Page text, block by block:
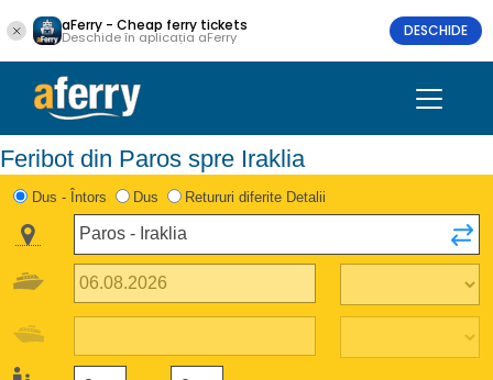
aFerry - Cheap ferry tickets
Deschide în aplicația aFerry DESCHIDE
Feribot din Paros spre Iraklia
Dus - Întors Dus Retururi diferite Detalii